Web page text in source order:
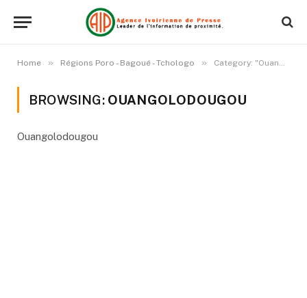
Home » Régions Poro - Bagoué - Tchologo » Category: "Ouangolodougou"
BROWSING: OUANGOLODOUGOU
Ouangolodougou